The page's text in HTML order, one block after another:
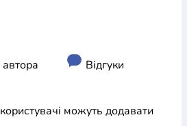
Відгуки
можуть додавати